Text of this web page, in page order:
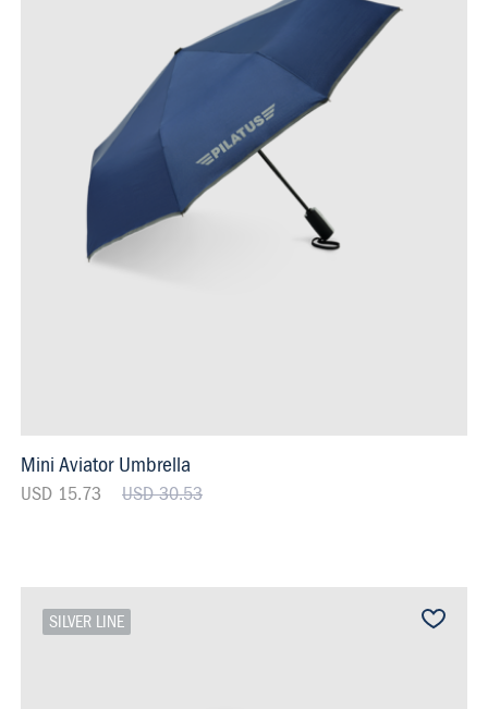
Mini Aviator Umbrella
USD 15.73 USD 30.53
SILVER LINE